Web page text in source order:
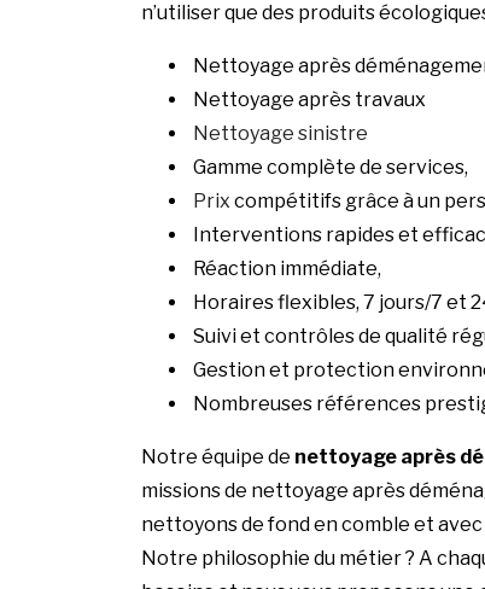
n’utiliser que des produits
Nettoyage après
Nettoyage après travaux
Nettoyage sinistre
Gamme complète de services,
Prix compétitifs grâce à un
Interventions rapides et
Réaction immédiate,
Horaires flexibles, 7 jours/7 et
Suivi et contrôles de qualité
Gestion et protection
Nombreuses références
Notre équipe de nettoyage après
missions de nettoyage après
nettoyons de fond en comble et
Notre philosophie du métier ? A